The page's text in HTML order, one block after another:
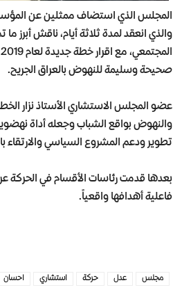
المجلس الذي استضاف ممثلين عن
صحيحة وسليمة للنهوض بالعراق الجريح.
والنهوض بواقع الشباب وجعله أداة
تطوير ودعم المشروع السياسي
بعدها قدمت رئاسات الأقسام في الحركة
فاعلية أهدافها واقعياً.
احسان استشاري حركة عدل مجلس